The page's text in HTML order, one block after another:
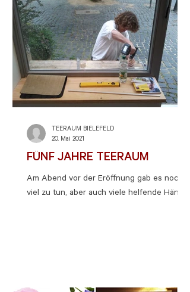
FÜNF JAHRE TEERAUM
Am Abend vor der Eröffnung gab es noch
viel zu tun, aber auch viele helfende Hände.
TEERAUM BIELEFELD
20. Mai 2021